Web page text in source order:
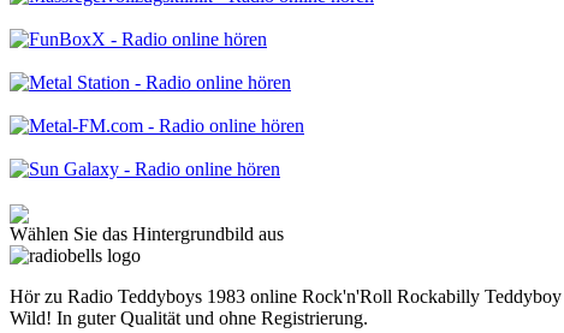
Wählen Sie das Hintergrundbild aus
Hör zu Radio Teddyboys 1983 online Rock'n'Roll Rockabilly
Wild! In guter Qualität und ohne Registrierung.